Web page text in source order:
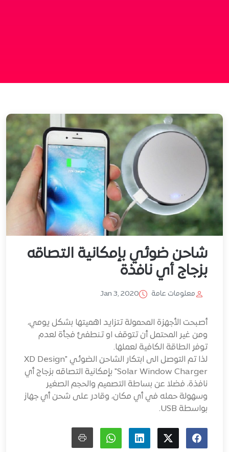
شاحن ضوئي بإمكانية التصاقه
بزجاج أي نافذة
معلومات عامة Jan 3, 2020
أصبحت الأجهزة المحمولة تتزايد اهميتها بشكل يومي،
ومن غير المحتمل أن تتوقف او تنطفئ فجأة لعدم
توفر الطاقة الكافية لعملها.
لذا تم التوصل الى ابتكار الشاحن الضوئي "XD Design
Solar Window Charger" بإمكانية التصاقه بزجاج أي
نافذة، فضلا عن بساطة التصميم والحجم الصغير
وسهولة حمله في أي مكان، وقادر على شحن أي جهاز
بواسطة USB.